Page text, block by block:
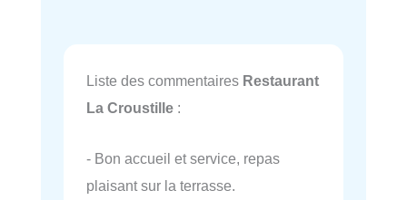
Liste des commentaires Restaurant
La Croustille :
- Bon accueil et service, repas
plaisant sur la terrasse.